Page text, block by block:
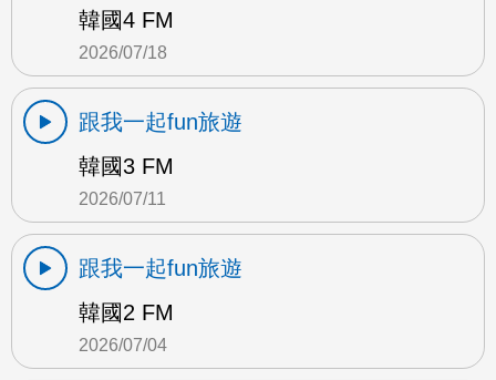
韓國4 FM
2026/07/18
跟我一起fun旅遊
韓國3 FM
2026/07/11
跟我一起fun旅遊
韓國2 FM
2026/07/04